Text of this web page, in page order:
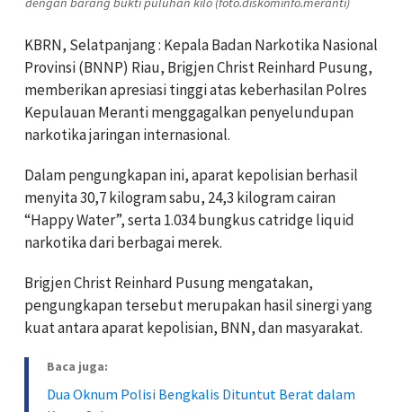
KBRN, Selatpanjang : Kepala Badan Narkotika Nasional
Provinsi (BNNP) Riau, Brigjen Christ Reinhard Pusung,
memberikan apresiasi tinggi atas keberhasilan Polres
Kepulauan Meranti menggagalkan penyelundupan
narkotika jaringan internasional.
Dalam pengungkapan ini, aparat kepolisian berhasil
menyita 30,7 kilogram sabu, 24,3 kilogram cairan
“Happy Water”, serta 1.034 bungkus catridge liquid
narkotika dari berbagai merek.
Brigjen Christ Reinhard Pusung mengatakan,
pengungkapan tersebut merupakan hasil sinergi yang
kuat antara aparat kepolisian, BNN, dan masyarakat.
Baca juga:
Dua Oknum Polisi Bengkalis Dituntut Berat dalam